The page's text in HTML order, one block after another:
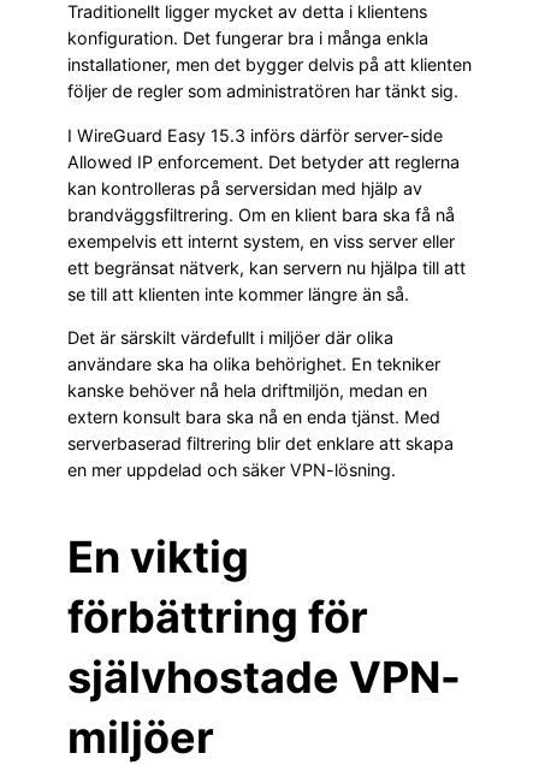
Traditionellt ligger mycket av detta i klientens
konfiguration. Det fungerar bra i många enkla
installationer, men det bygger delvis på att klienten
följer de regler som administratören har tänkt sig.
I WireGuard Easy 15.3 införs därför server-side
Allowed IP enforcement. Det betyder att reglerna
kan kontrolleras på serversidan med hjälp av
brandväggsfiltrering. Om en klient bara ska få nå
exempelvis ett internt system, en viss server eller
ett begränsat nätverk, kan servern nu hjälpa till att
se till att klienten inte kommer längre än så.
Det är särskilt värdefullt i miljöer där olika
användare ska ha olika behörighet. En tekniker
kanske behöver nå hela driftmiljön, medan en
extern konsult bara ska nå en enda tjänst. Med
serverbaserad filtrering blir det enklare att skapa
en mer uppdelad och säker VPN-lösning.
En viktig
förbättring för
självhostade VPN-
miljöer